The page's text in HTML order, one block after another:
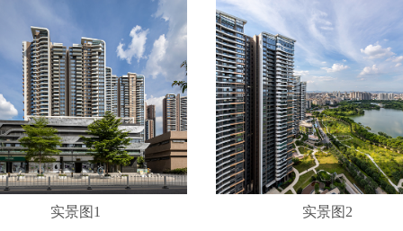
实景图1 实景图2